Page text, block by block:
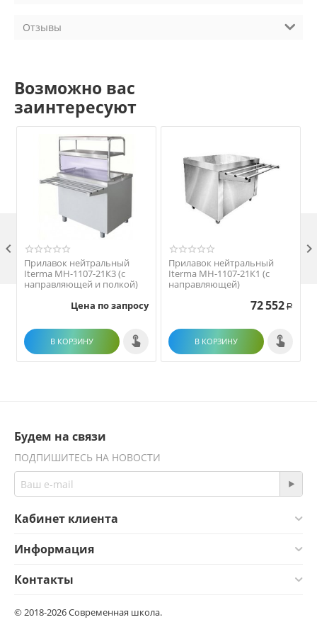
Отзывы
Возможно вас
заинтересуют
Прилавок нейтральный
Iterma МН-1107-21К3 (с
направляющей и полкой)
Цена по запросу
В КОРЗИНУ
Прилавок нейтральный
Iterma МН-1107-21К1 (с
направляющей)
72 552 Р
В КОРЗИНУ
 
Будем на связи
ПОДПИШИТЕСЬ НА НОВОСТИ
Кабинет клиента
Информация
Контакты
© 2018-2026 Современная школа.